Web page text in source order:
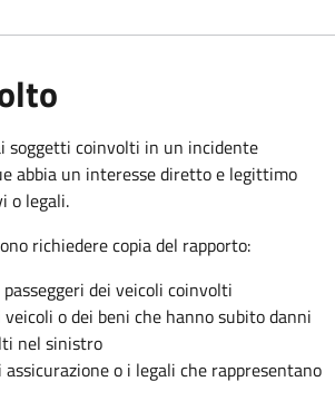
soggetti coinvolti in un incidente
abbia un interesse diretto e legittimo
o legali.
richiedere copia del rapporto:
dei veicoli coinvolti
o dei beni che hanno subito danni
nel sinistro
assicurazione o i legali che rappresentano